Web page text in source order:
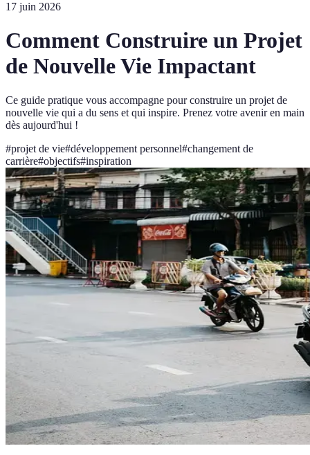
17 juin 2026
Comment Construire un Projet
de Nouvelle Vie Impactant
Ce guide pratique vous accompagne pour construire un projet de
nouvelle vie qui a du sens et qui inspire. Prenez votre avenir en main
dès aujourd'hui !
#projet de vie#développement personnel#changement de
carrière#objectifs#inspiration